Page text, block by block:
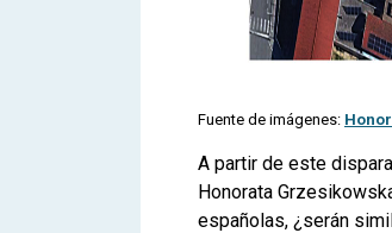
Fuente de imágenes:
A partir de este
Honorata
españolas, ¿serán